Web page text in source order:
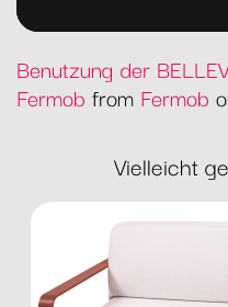
Benutzung der
Fermob from Fermob
Vielleicht